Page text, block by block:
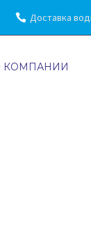
Доставка
КОМПАНИИ